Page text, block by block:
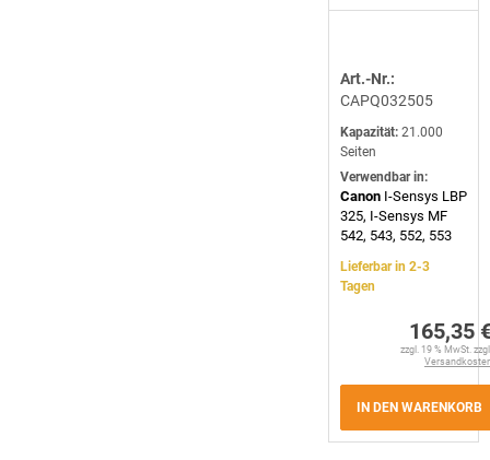
Art.-Nr.:
CAPQ032505
Kapazität: 21.000
Seiten
Verwendbar in:
Canon I-Sensys LBP
325, I-Sensys MF
542, 543, 552, 553
Lieferbar in 2-3
Tagen
165,35
zzgl. 19 % MwSt.
IN DEN WARENKORB